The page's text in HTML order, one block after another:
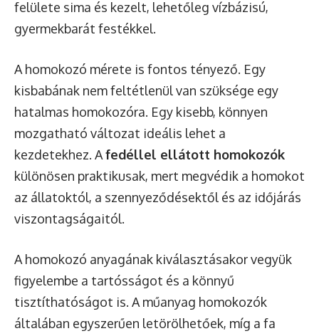
felülete sima és kezelt, lehetőleg vízbázisú,
gyermekbarát festékkel.
A homokozó mérete is fontos tényező. Egy
kisbabának nem feltétlenül van szüksége egy
hatalmas homokozóra. Egy kisebb, könnyen
mozgatható változat ideális lehet a
kezdetekhez. Afedéllel ellátott homokozók
különösen praktikusak, mert megvédik a homokot
az állatoktól, a szennyeződésektől és az időjárás
viszontagságaitól.
A homokozó anyagának kiválasztásakor vegyük
figyelembe a tartósságot és a könnyű
tisztíthatóságot is. A műanyag homokozók
általában egyszerűen letörölhetőek, míg a fa